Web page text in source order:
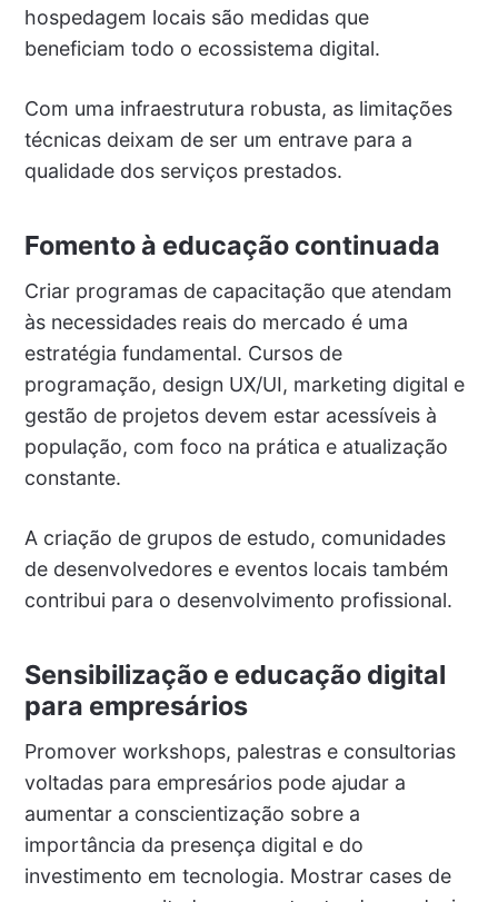
hospedagem locais são medidas que
beneficiam todo o ecossistema digital.
Com uma infraestrutura robusta, as limitações
técnicas deixam de ser um entrave para a
qualidade dos serviços prestados.
Fomento à educação continuada
Criar programas de capacitação que atendam
às necessidades reais do mercado é uma
estratégia fundamental. Cursos de
programação, design UX/UI, marketing digital e
gestão de projetos devem estar acessíveis à
população, com foco na prática e atualização
constante.
A criação de grupos de estudo, comunidades
de desenvolvedores e eventos locais também
contribui para o desenvolvimento profissional.
Sensibilização e educação digital
para empresários
Promover workshops, palestras e consultorias
voltadas para empresários pode ajudar a
aumentar a conscientização sobre a
importância da presença digital e do
investimento em tecnologia. Mostrar cases de